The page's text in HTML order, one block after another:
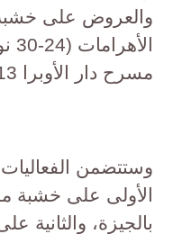
والعروض على
مسرح دار الأوبرا 12،13 ديسمبر.
وستتضمن
الأولى على خشبة
بالجيزة، والثانية